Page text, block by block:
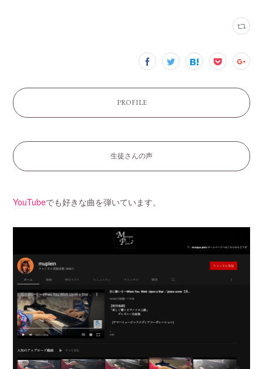
PROFILE
生徒さんの声
YouTubeでも好きな曲を弾いています。